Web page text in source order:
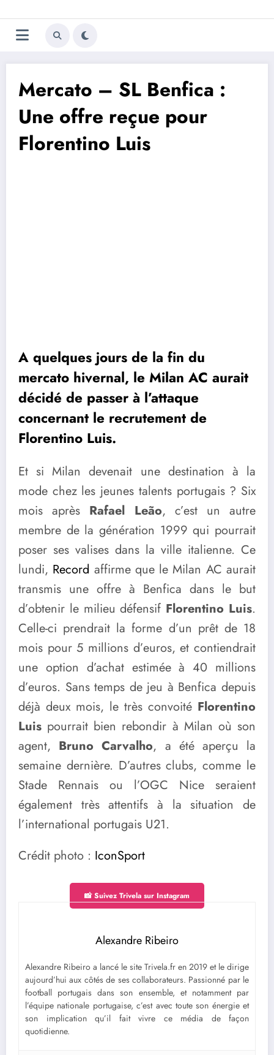
au
contenu
Trivela
L'actualité du football
Mercato – SL Benfica :
Une offre reçue pour
Florentino Luis
A quelques jours de la fin du
mercato hivernal, le Milan AC aurait
décidé de passer à l’attaque
concernant le recrutement de
Florentino Luis.
Et si Milan devenait une destination à la
mode chez les jeunes talents portugais ? Six
mois après Rafael Leão, c’est un autre
membre de la génération 1999 qui pourrait
poser ses valises dans la ville italienne. Ce
lundi, Record affirme que le Milan AC aurait
transmis une offre à Benfica dans le but
d’obtenir le milieu défensif Florentino Luis.
Celle-ci prendrait la forme d’un prêt de 18
mois pour 5 millions d’euros, et contiendrait
une option d’achat estimée à 40 millions
d’euros. Sans temps de jeu à Benfica depuis
déjà deux mois, le très convoité Florentino
Luis pourrait bien rebondir à Milan où son
agent, Bruno Carvalho, a été aperçu la
semaine dernière. D’autres clubs, comme le
Stade Rennais ou l’OGC Nice seraient
également très attentifs à la situation de
l’international portugais U21.
Crédit photo : IconSport
📸 Suivez Trivela sur Instagram
Alexandre Ribeiro
Alexandre Ribeiro a lancé le site Trivela.fr en 2019 et le dirige
aujourd’hui aux côtés de ses collaborateurs. Passionné par le
football portugais dans son ensemble, et notamment par
l’équipe nationale portugaise, c’est avec toute son énergie et
son implication qu’il fait vivre ce média de façon
quotidienne.